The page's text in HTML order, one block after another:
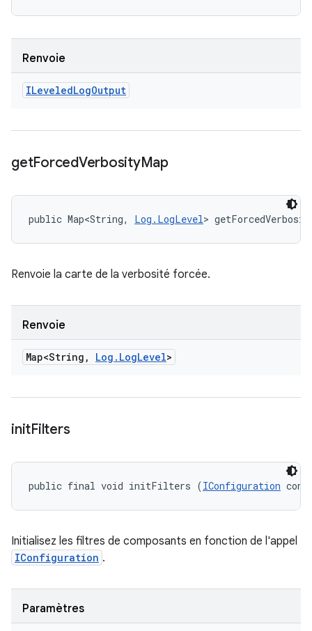
Renvoie
ILeveledLogOutput
getForcedVerbosityMap
public Map<String, Log.LogLevel>
Renvoie la carte de la verbosité forcée.
Renvoie
Map<String , Log . LogLevel>
initFilters
public final void initFilters (IConfiguration
Initialisez les filtres de composants en fonction de l'appel
IConfiguration .
Paramètres